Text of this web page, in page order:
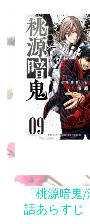
「桃源暗
話あらすじ